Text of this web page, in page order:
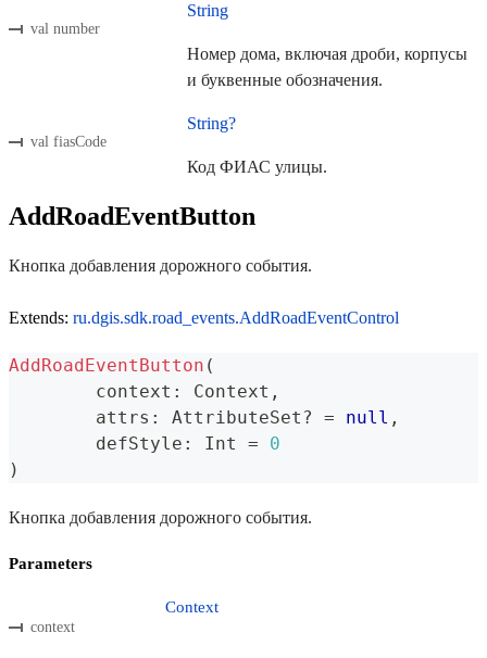
val number
String
Номер дома, включая дроби, корпусы
и буквенные обозначения.
val fiasCode
String?
Код ФИАС улицы.
AddRoadEventButton
Кнопка добавления дорожного события.
Extends: ru.dgis.sdk.road_events.AddRoadEventControl
AddRoadEventButton (
	context
: Context ,
	attrs
: AttributeSet ? = null ,
	defStyle
: Int =
0
)
Кнопка добавления дорожного события.
Parameters
context
Context